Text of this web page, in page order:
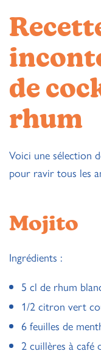
de
rhum
Voici une sélection
pour ravir tous les
Mojito
Ingrédients :
5 cl de rhum
1/2 citron vert
6 feuilles de
2 cuillères à café